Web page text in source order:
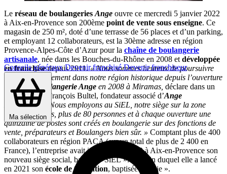
Conseils générauxDevenir franchiséDevenir franchiseur
Ma sélection
Le réseau de boulangeriesAnge ouvre ce mercredi 5 janvier 2022
à Aix-en-Provence son 200ème point de vente sous enseigne. Ce
magasin de 250 m², doté d’une terrasse de 56 places et d’un parking,
et employant 12 collaborateurs, est la 30ème adresse en région
Provence-Alpes-Côte d’Azur pour la chaîne de boulangerie
artisanale, née dans les Bouches-du-Rhône en 2008 etdéveloppée
en franchisedepuis 2011.« Nous sommes heureux de poursuivre
notre développement dans notre région historique depuis l’ouverture
de la 1èreboulangerie Ange en 2008 à Miramas, déclare dans un
communiqué François Bultel, fondateur associé d’Ange
Boulangerie
. Nous employons au SiEL, notre siège sur la zone
d’Aix-les-Milles, plus de 80 personnes et à chaque ouverture une
quinzaine de postes sont créés en boulangerie sur des fonctions de
vente, préparateurs et Boulangers bien sûr. » Comptant plus de 400
collaborateurs en région PACA (sur un total de plus de 2 400 en
France), l’entreprise avait inauguré en 2019 à Aix-en-Provence son
nouveau siège social, baptisé « SiEL ». Au sein duquel elle a lancé
en 2021 son école de formation, baptisée « Idyie ».